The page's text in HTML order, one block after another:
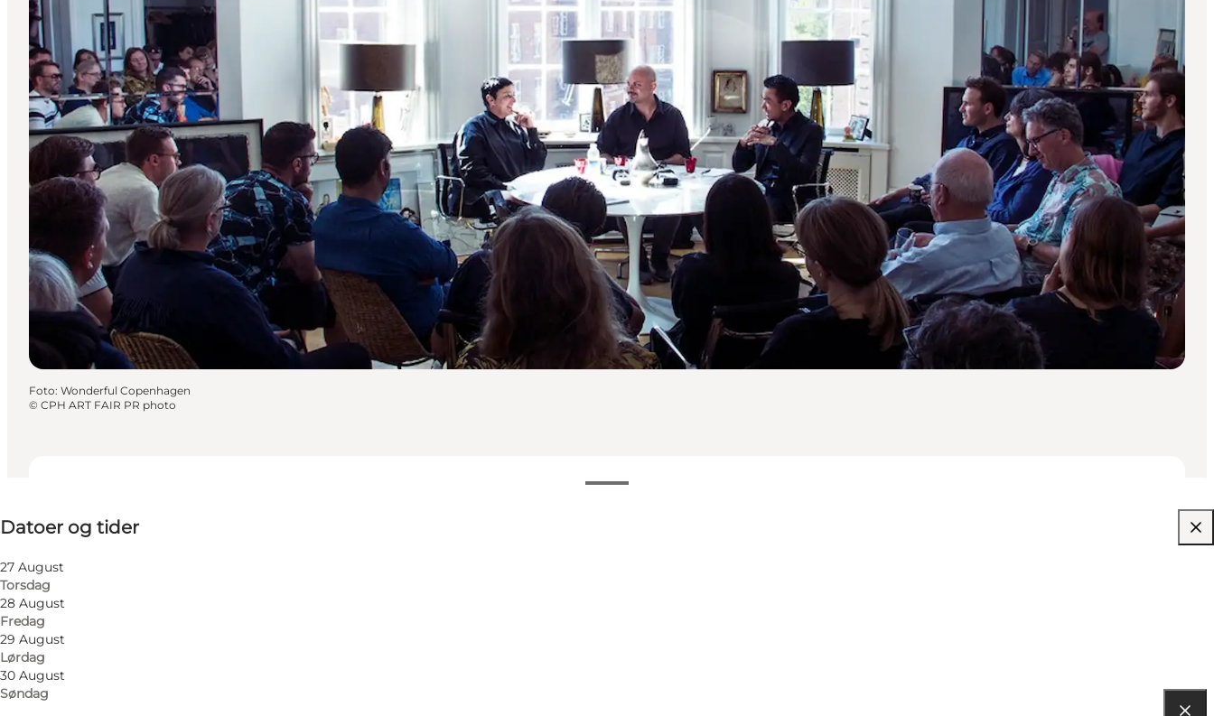
Datoer og tider
27 August
Torsdag
28 August
Fredag
29 August
Lørdag
30 August
Søndag
Besøg hjemmeside
Foto: Wonderful Copenhagen
© CPH ART FAIR PR photo